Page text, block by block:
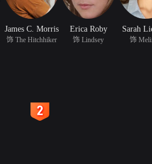
James C. Morris
饰 The Hitchhiker
Erica Roby
饰 Lindsey
Sarah
饰